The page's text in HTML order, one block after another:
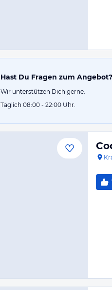
Hast Du Fragen zum Angebot?
Wir unterstützen Dich gerne.
Täglich 08:00 - 22:00 Uhr.